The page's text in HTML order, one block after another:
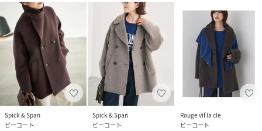
Spick & Span
ピーコート
Spick & Span
ピーコート
Rouge vif la cle
ピーコート